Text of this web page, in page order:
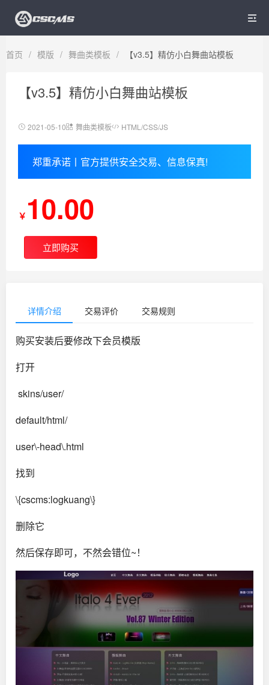

首页 / 模版 / 舞曲类模板 / 【v3.5】精仿小白舞曲站模板
【v3.5】精仿小白舞曲站模板
2021-05-10 舞曲类模板 HTML/CSS/JS
郑重承诺丨官方提供安全交易、信息保真!
￥ 10.00
立即购买
详情介绍 交易评价 交易规则
购买安装后要修改下会员模版
打开
skins/user/
default/html/
user\-head\.html
找到
\{cscms:logkuang\}
删除它
然后保存即可，不然会错位~！